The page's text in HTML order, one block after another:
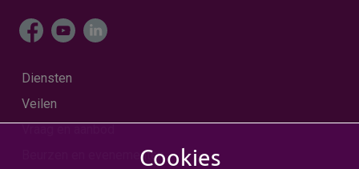
Diensten
Veilen
Beurzen en evenementenCookies